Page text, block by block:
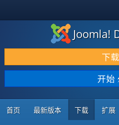
下载 & 扩展
发现 & 学习
社区 & 支持
开发者资源
Joomla!
下载
开始
首页 最新版本 下载 扩展